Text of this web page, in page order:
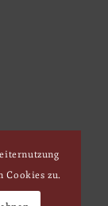
Cookies zu.